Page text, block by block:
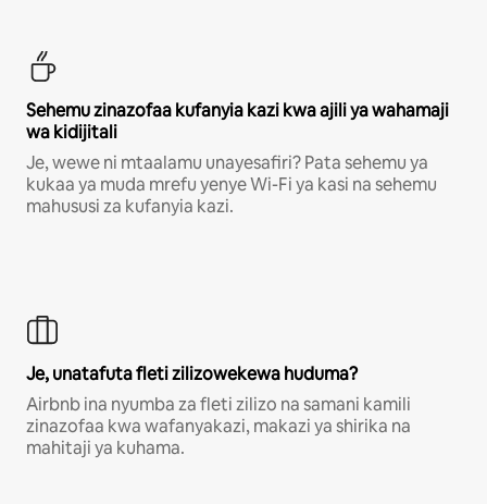
Sehemu zinazofaa kufanyia kazi kwa ajili ya wahamaji
wa kidijitali
Je, wewe ni mtaalamu unayesafiri? Pata sehemu ya
kukaa ya muda mrefu yenye Wi-Fi ya kasi na sehemu
mahususi za kufanyia kazi.
Je, unatafuta fleti zilizowekewa huduma?
Airbnb ina nyumba za fleti zilizo na samani kamili
zinazofaa kwa wafanyakazi, makazi ya shirika na
mahitaji ya kuhama.